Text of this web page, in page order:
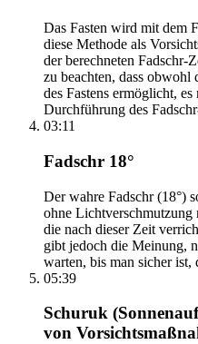
Das Fasten wird mit dem
diese Methode als
der berechneten Fadschr-
zu beachten, dass obwohl
des Fastens ermöglicht,
Durchführung des
03:11
Fadschr 18°
Der wahre Fadschr (18°)
ohne Lichtverschmutzung
die nach dieser Zeit
gibt jedoch die Meinung,
warten, bis man sicher ist,
05:39
Schuruk
von